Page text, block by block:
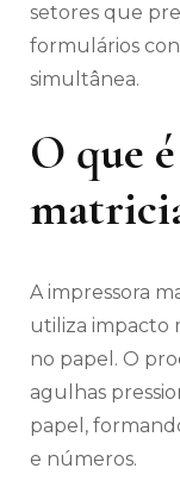
setores que
formulários
simultânea.
O que
A impressora
utiliza impacto
no papel. O
agulhas
papel,
e números.